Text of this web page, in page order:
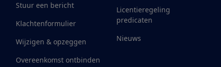
Stuur een bericht
Klachtenformulier
Wijzigen & opzeggen
Overeenkomst ontbinden
Licentieregeling
predicaten
Nieuws